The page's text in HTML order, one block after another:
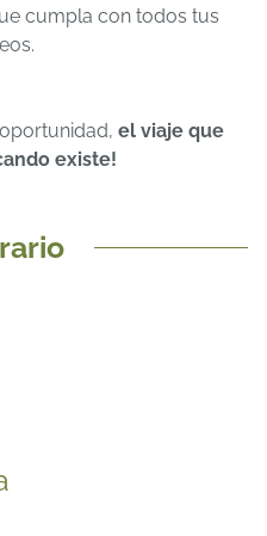
cumpla con todos tus
el viaje que
existe!